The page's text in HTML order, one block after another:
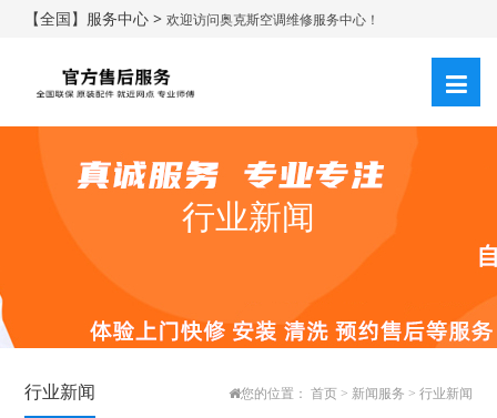
【全国】服务中心 >欢迎访问奥克斯空调维修服务中心！
行业新闻
行业新闻 您的位置： 首页> 新闻服务 > 行业新闻